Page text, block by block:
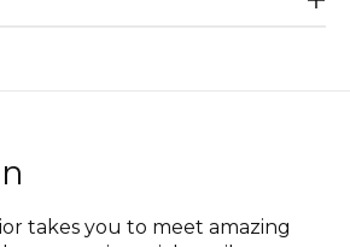
takes you to meet amazing